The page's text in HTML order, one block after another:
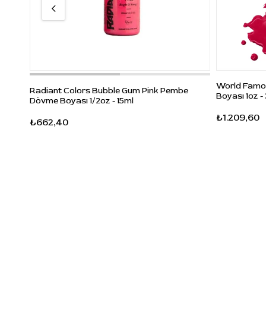
Radiant Colors Bubble Gum Pink Pembe
Dövme Boyası 1/2oz - 15ml
₺662,40
World
Boyası 1oz
₺1.209,60